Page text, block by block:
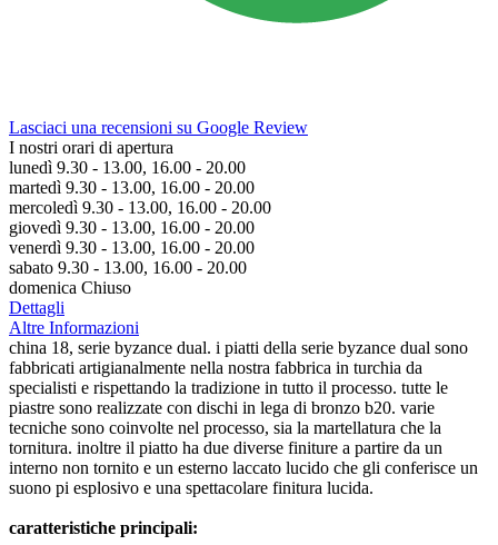
Lasciaci una recensioni su Google Review
I nostri orari di apertura
lunedì 9.30 - 13.00, 16.00 - 20.00
martedì 9.30 - 13.00, 16.00 - 20.00
mercoledì 9.30 - 13.00, 16.00 - 20.00
giovedì 9.30 - 13.00, 16.00 - 20.00
venerdì 9.30 - 13.00, 16.00 - 20.00
sabato 9.30 - 13.00, 16.00 - 20.00
domenica Chiuso
Dettagli
Altre Informazioni
china 18, serie byzance dual. i piatti della serie byzance dual sono
fabbricati artigianalmente nella nostra fabbrica in turchia da
specialisti e rispettando la tradizione in tutto il processo. tutte le
piastre sono realizzate con dischi in lega di bronzo b20. varie
tecniche sono coinvolte nel processo, sia la martellatura che la
tornitura. inoltre il piatto ha due diverse finiture a partire da un
interno non tornito e un esterno laccato lucido che gli conferisce un
suono pi esplosivo e una spettacolare finitura lucida.
caratteristiche principali: